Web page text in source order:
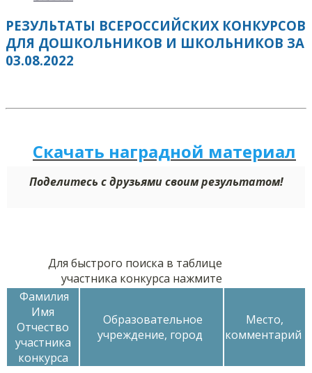
РЕЗУЛЬТАТЫ ВСЕРОССИЙСКИХ КОНКУРСОВ
ДЛЯ ДОШКОЛЬНИКОВ И ШКОЛЬНИКОВ ЗА
03.08.2022
Скачать наградной материал
Поделитесь с друзьями своим результатом!
Для быстрого поиска в таблице
участника конкурса нажмите
Фамилия
Имя
Отчество
участника
конкурса
Образовательное
учреждение, город
Место,
комментарий